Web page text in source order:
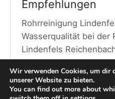
Empfehlungen
Rohrreinigung
Wasserqualität bei der
Lindenfels
Lindenfels
Mehr erfahren →
Wir verwenden Cookies, um dir
unserer Website zu bieten.
You can find out more about